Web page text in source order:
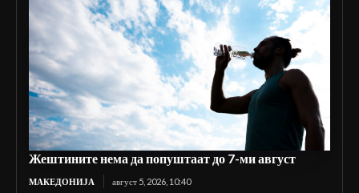
Жештините нема да попуштаат до 7-ми август
МАКЕДОНИЈА август 5, 2026, 10:40